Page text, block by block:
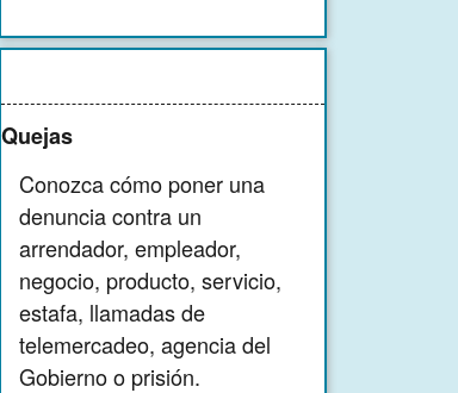
Quejas
Conozca cómo poner una
denuncia contra un
arrendador, empleador,
negocio, producto, servicio,
estafa, llamadas de
telemercadeo, agencia del
Gobierno o prisión.